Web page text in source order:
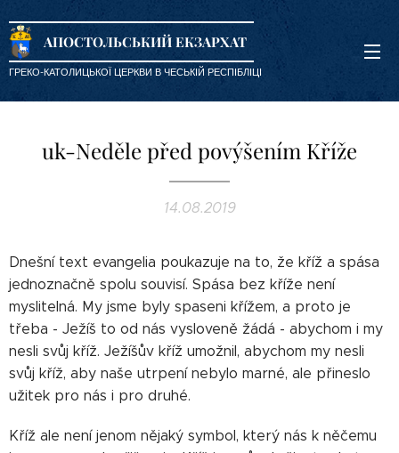
АПОСТОЛЬСЬКИЙ ЕКЗАРХАТ
ГРЕКО-КАТОЛИЦЬКОЇ ЦЕРКВИ В ЧЕСЬКІЙ РЕСПІБЛІЦІ
uk-Neděle před povýšením Kříže
14.08.2019
Dnešní text evangelia poukazuje na to, že kříž a spása
jednoznačně spolu souvisí. Spása bez kříže není
myslitelná. My jsme byly spaseni křížem, a proto je
třeba - Ježíš to od nás vysloveně žádá - abychom i my
nesli svůj kříž. Ježíšův kříž umožnil, abychom my nesli
svůj kříž, aby naše utrpení nebylo marné, ale přineslo
užitek pro nás i pro druhé.
Kříž ale není jenom nějaký symbol, který nás k něčemu